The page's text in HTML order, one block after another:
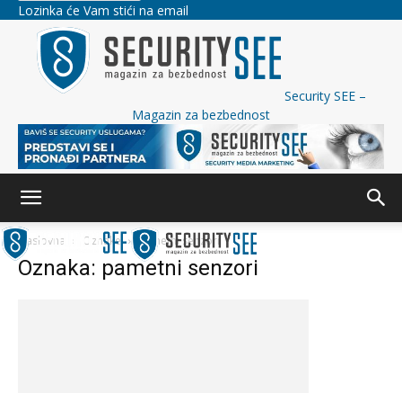
Lozinka će Vam stići na email
Security SEE –
Magazin za bezbednost
Naslovna Oznake Pametni senzori
Oznaka: pametni senzori